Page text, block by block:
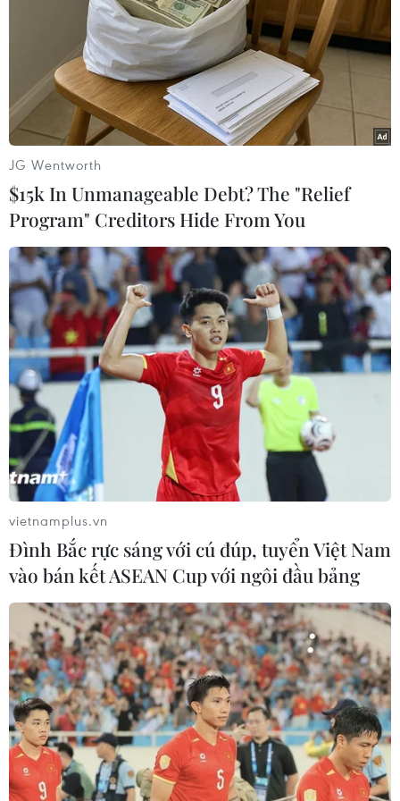
Dịch COVID-19: Israel cấm du khách Hàn
Quốc nhập cảnh
23/02/2020 07:16
Ông Moshe cũng đưa ra khuyến cáo về đi lại tới Hàn
Quốc và Nhật Bản trong bối cảnh dịch bệnh lây lan với
tốc độ nhanh tại hai quốc gia châu Á này trong những
ngày qua.
JG Wentworth
$15k In Unmanageable Debt? The "Relief
Program" Creditors Hide From You
vietnamplus.vn
Đình Bắc rực sáng với cú đúp, tuyển Việt Nam
vào bán kết ASEAN Cup với ngôi đầu bảng